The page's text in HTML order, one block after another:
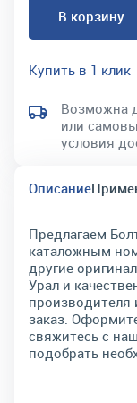
В корзину
Купить в 1 клик
Возможна
или
условия
Описание
Предлагаем
каталожным
другие
Урал и
производителя
заказ.
свяжитесь с
подобрать